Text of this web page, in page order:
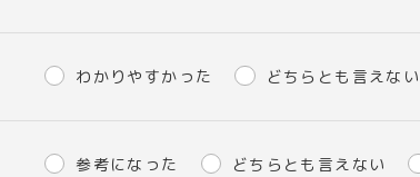
わかりやすかった どちらとも言えない
参考になった どちらとも言えない